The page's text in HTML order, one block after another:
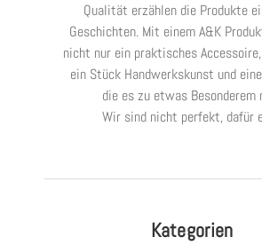
Qualität erzählen die Produkte
Geschichten. Mit einem A&K
nicht nur ein praktisches
ein Stück Handwerkskunst und
die es zu etwas Besonderem
Wir sind nicht perfekt, dafür
Kategorien